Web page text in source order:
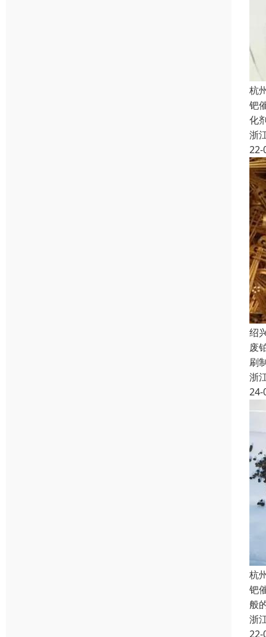
杭
钯
化
浙
22-
绍
废
刷
浙
24-
杭
钯
般
浙
22-